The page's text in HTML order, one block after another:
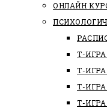
ОНЛАЙН
Т-
Т-ИГРА
Т-
Т-